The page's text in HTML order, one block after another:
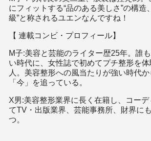
にフィットする“品のある美しさ”の構造
級”と称されるユエンなんですね！
【 連載コンビ・プロフィール】
M子:美容と芸能のライター歴25年。誰
い時代に、女性誌で初めてプチ整形を
人。美容整形への風当たりが強い時代
「今」を追っている。
X男:美容整形業界に長く在籍し、コー
てTV・出版業界、芸能事務所、財界に
つ。